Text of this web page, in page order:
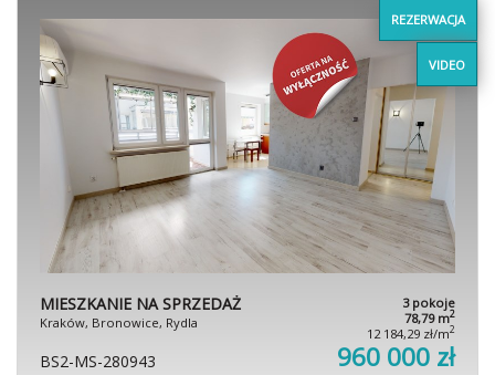
REZERWACJA
VIDEO
MIESZKANIE NA SPRZEDAŻ
Kraków, Bronowice, Rydla
3 pokoje
78,79 m2
12 184,29 zł/m2
BS2-MS-280943 960 000 zł